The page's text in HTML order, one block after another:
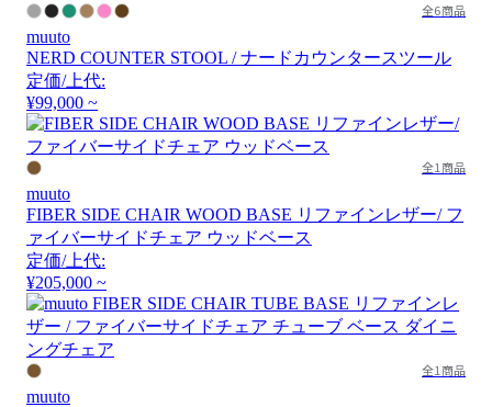
全6商品
muuto
NERD COUNTER STOOL / ナードカウンタースツール
定価/上代:
¥99,000 ~
全1商品
muuto
FIBER SIDE CHAIR WOOD BASE リファインレザー/ フ
ァイバーサイドチェア ウッドベース
定価/上代:
¥205,000 ~
全1商品
muuto